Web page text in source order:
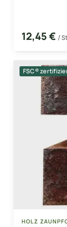
12,45 € /
FSC®
HOLZ